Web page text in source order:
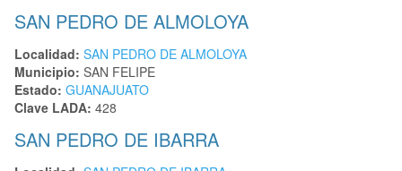
SAN PEDRO DE ALMOLOYA
Localidad: SAN PEDRO DE ALMOLOYA
Municipio: SAN FELIPE
Estado: GUANAJUATO
Clave LADA: 428
SAN PEDRO DE IBARRA